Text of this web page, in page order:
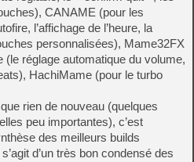
CANAME (pour les
l’affichage de l’heure, la
personnalisées), Mame32FX
réglage automatique du volume,
HachiMame (pour le turbo
rien de nouveau (quelques
peu importantes), c’est
des meilleurs builds
d’un très bon condensé des